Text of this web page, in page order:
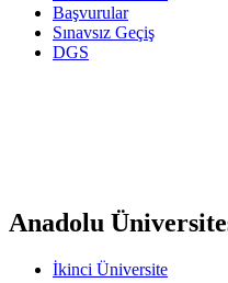
Başvurular
Sınavsız Geçiş
DGS
Anadolu
İkinci Üniversite